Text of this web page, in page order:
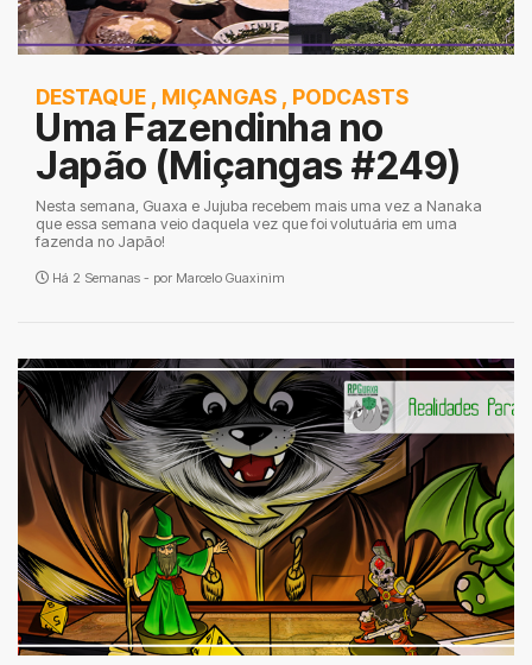
DESTAQUE , MIÇANGAS , PODCASTS
Uma Fazendinha no
Japão (Miçangas #249)
Nesta semana, Guaxa e Jujuba recebem mais uma vez a Nanaka
que essa semana veio daquela vez que foi volutuária em uma
fazenda no Japão!
Há 2 Semanas - por Marcelo Guaxinim